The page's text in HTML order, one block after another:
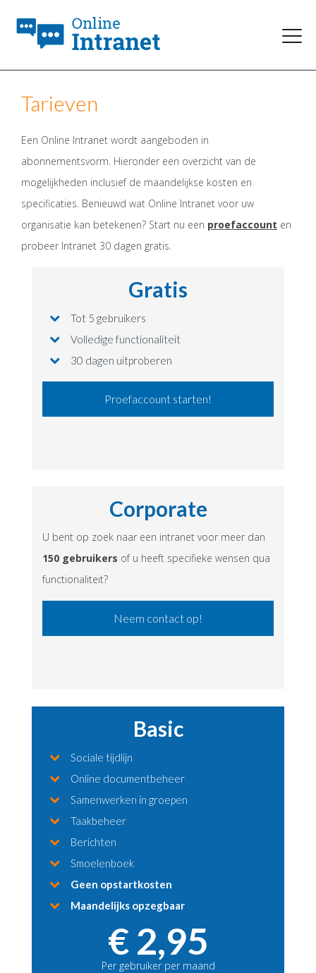
Tarieven
Een Online Intranet wordt aangeboden in
abonnementsvorm. Hieronder een overzicht van de
mogelijkheden inclusief de maandelijkse kosten en
specificaties. Benieuwd wat Online Intranet voor uw
organisatie kan betekenen? Start nu een proefaccount en
probeer Intranet 30 dagen gratis.
Gratis
Tot 5 gebruikers
Volledige functionaliteit
30 dagen uitproberen
Proefaccount starten!
Corporate
U bent op zoek naar een intranet voor meer dan
150 gebruikers of u heeft specifieke wensen qua
functionaliteit?
Neem contact op!
Basic
Sociale tijdlijn
Online documentbeheer
Samenwerken in groepen
Taakbeheer
Berichten
Smoelenboek
Geen opstartkosten
Maandelijks opzegbaar
€ 2,95
Per gebruiker per maand